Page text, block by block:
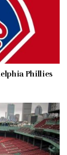
Phillies